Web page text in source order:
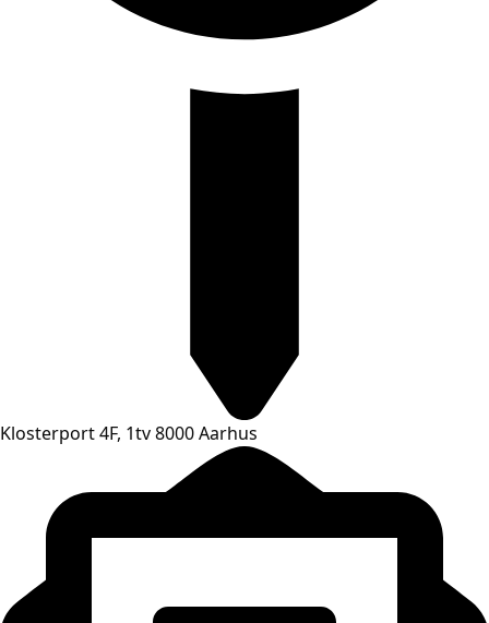
Klosterport 4F, 1tv 8000 Aarhus